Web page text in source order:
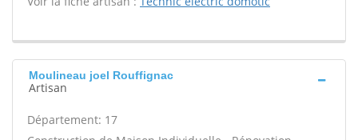
Moulineau joel Rouffignac
Artisan
Département: 17